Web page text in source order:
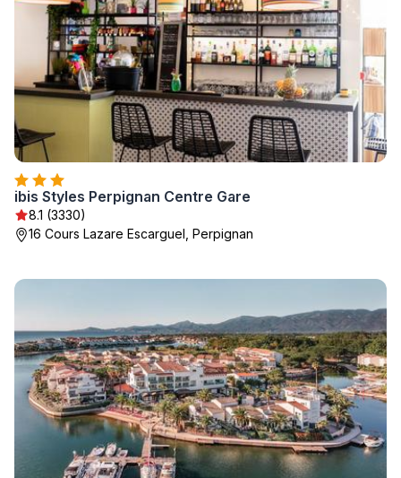
ibis Styles Perpignan Centre Gare
8.1 (3330)
16 Cours Lazare Escarguel, Perpignan